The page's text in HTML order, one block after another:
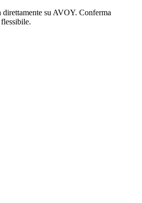
direttamente su AVOY. Conferma